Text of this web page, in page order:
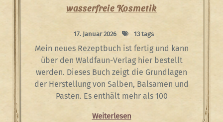
wasserfreie Kosmetik
17. Januar 2026 13 tags
Mein neues Rezeptbuch ist fertig und kann
über den Waldfaun-Verlag hier bestellt
werden. Dieses Buch zeigt die Grundlagen
der Herstellung von Salben, Balsamen und
Pasten. Es enthält mehr als 100
Weiterlesen